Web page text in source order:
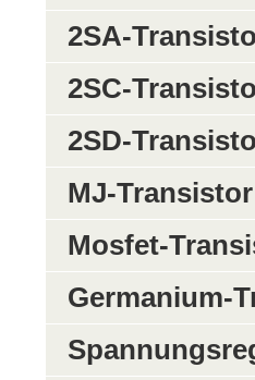
2SA-
2SC-
2SD-
MJ-Transistor
Mosfet-
Germanium-